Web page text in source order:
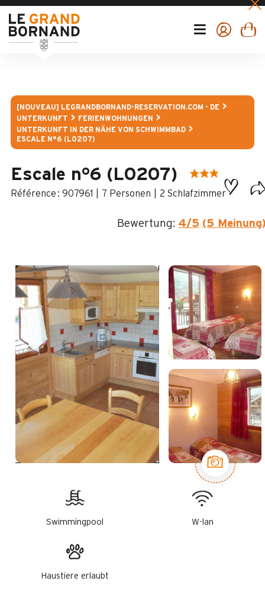
[NOUVEAU] LEGRANDBORNAND-RESERVATION.COM - DE
UNTERKUNFT
FERIENWOHNUNGEN
UNTERKUNFT IN DER NÄHE VON SCHWIMMBAD
ESCALE N°6 (L0207)
Escale n°6 (L0207)
: 907961 7 Personen 2 Schlafzimmer
Bewertung: 4/5 (5
Swimmingpool W-lan
Haustiere erlaubt